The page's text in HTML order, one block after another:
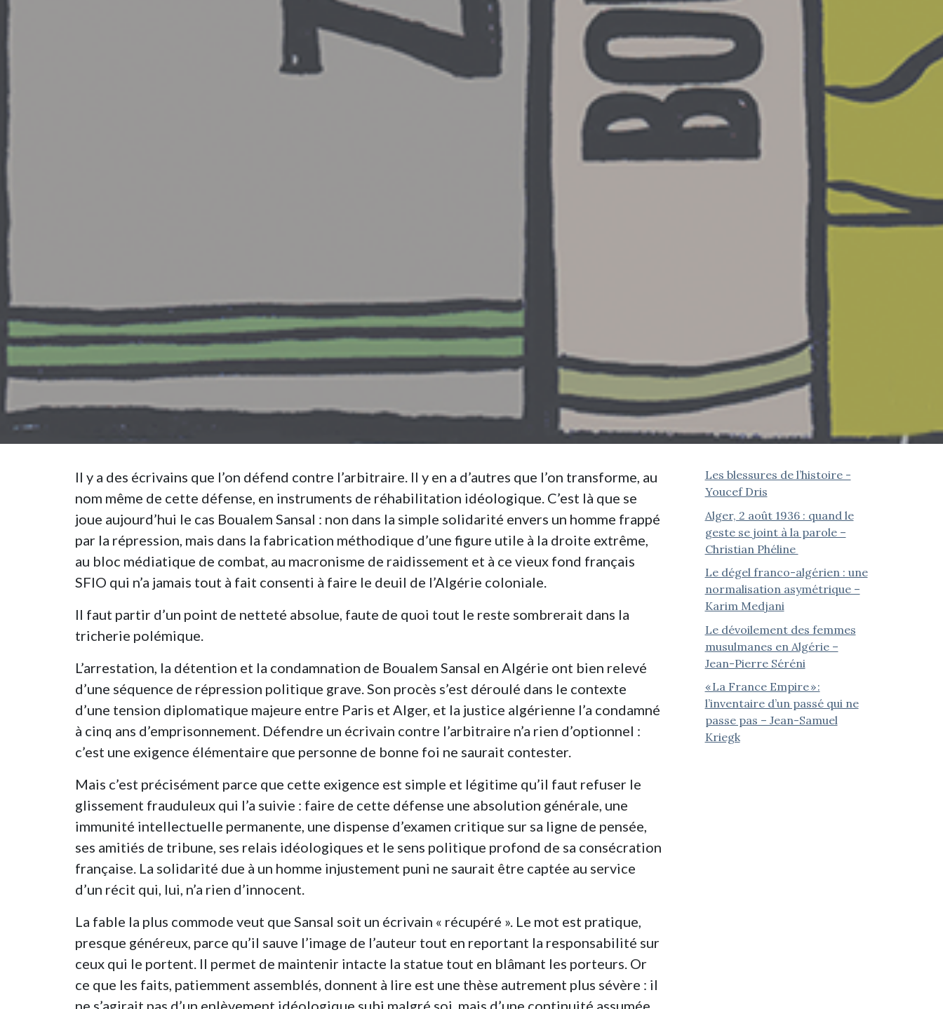
Il y a des écrivains que l’on défend contre l’arbitraire. Il y en a d’autres que l’on transforme, au
nom même de cette défense, en instruments de réhabilitation idéologique. C’est là que se
joue aujourd’hui le cas Boualem Sansal : non dans la simple solidarité envers un homme frappé
par la répression, mais dans la fabrication méthodique d’une figure utile à la droite extrême,
au bloc médiatique de combat, au macronisme de raidissement et à ce vieux fond français
SFIO qui n’a jamais tout à fait consenti à faire le deuil de l’Algérie coloniale.
Il faut partir d’un point de netteté absolue, faute de quoi tout le reste sombrerait dans la
tricherie polémique.
L’arrestation, la détention et la condamnation de Boualem Sansal en Algérie ont bien relevé
d’une séquence de répression politique grave. Son procès s’est déroulé dans le contexte
d’une tension diplomatique majeure entre Paris et Alger, et la justice algérienne l’a condamné
à cinq ans d’emprisonnement. Défendre un écrivain contre l’arbitraire n’a rien d’optionnel :
c’est une exigence élémentaire que personne de bonne foi ne saurait contester.
Mais c’est précisément parce que cette exigence est simple et légitime qu’il faut refuser le
glissement frauduleux qui l’a suivie : faire de cette défense une absolution générale, une
immunité intellectuelle permanente, une dispense d’examen critique sur sa ligne de pensée,
ses amitiés de tribune, ses relais idéologiques et le sens politique profond de sa consécration
française. La solidarité due à un homme injustement puni ne saurait être captée au service
d’un récit qui, lui, n’a rien d’innocent.
La fable la plus commode veut que Sansal soit un écrivain « récupéré ». Le mot est pratique,
presque généreux, parce qu’il sauve l’image de l’auteur tout en reportant la responsabilité sur
ceux qui le portent. Il permet de maintenir intacte la statue tout en blâmant les porteurs. Or
ce que les faits, patiemment assemblés, donnent à lire est une thèse autrement plus sévère : il
ne s’agirait pas d’un enlèvement idéologique subi malgré soi, mais d’une continuité assumée.
Les blessures de l’histoire -
Youcef Dris
Alger, 2 août 1936 : quand le
geste se joint à la parole –
Christian Phéline
Le dégel franco-algérien : une
normalisation asymétrique –
Karim Medjani
Le dévoilement des femmes
musulmanes en Algérie –
Jean-Pierre Séréni
« La France Empire » :
l’inventaire d’un passé qui ne
passe pas – Jean-Samuel
Kriegk